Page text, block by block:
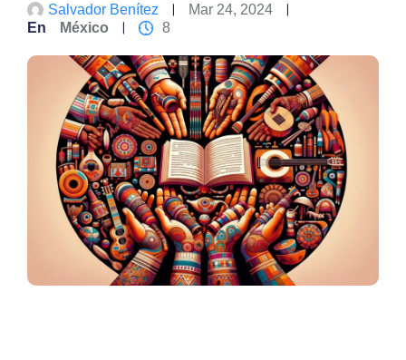
Salvador Benítez
Mar 24, 2024
En
México 8